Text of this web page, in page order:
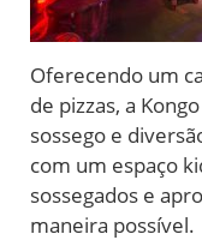
Oferecendo um
de pizzas, a
sossego e
com um espaço
sossegados e
maneira possível.